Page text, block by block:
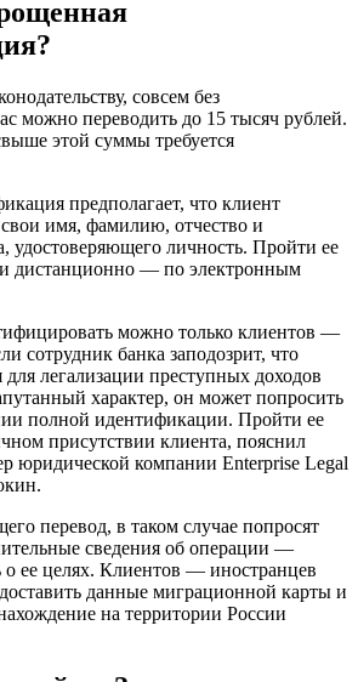
совсем без
можно переводить до 15 тысяч рублей.
этой суммы требуется
предполагает, что клиент
свои имя, фамилию, отчество и
удостоверяющего личность. Пройти ее
дистанционно — по электронным
можно только клиентов —
сотрудник банка заподозрит, что
легализации преступных доходов
характер, он может попросить
полной идентификации. Пройти ее
присутствии клиента, пояснил
юридической компании Enterprise Legal
перевод, в таком случае попросят
сведения об операции —
о ее целях. Клиентов — иностранцев
данные миграционной карты и
на территории России